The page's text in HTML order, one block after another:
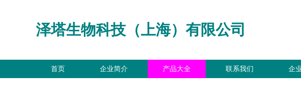
泽塔生物科技（上海）有限公司
首页 企业简介 产品大全 联系我们 企